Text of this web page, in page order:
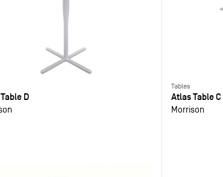
D
Tables
Atlas Table C
Morrison